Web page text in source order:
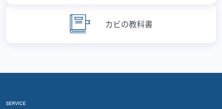
カビの教科書
SERVICE